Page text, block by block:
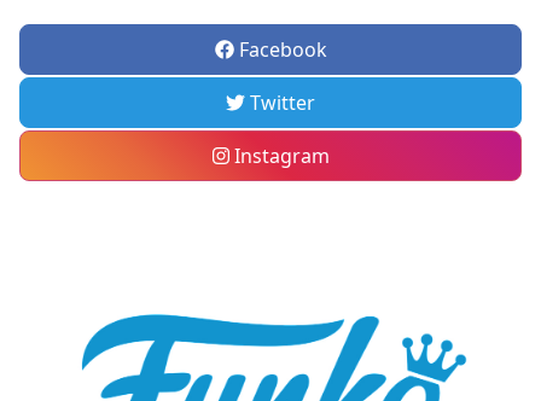
Facebook
Twitter
Instagram